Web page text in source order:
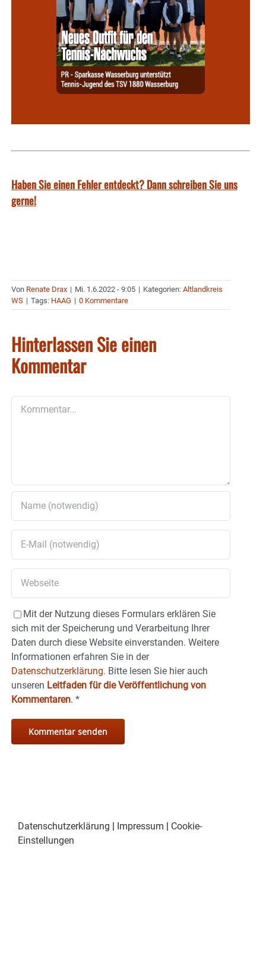
Haben Sie einen Fehler entdeckt? Dann schreiben Sie uns
gerne!
Von Renate Drax | Mi. 1.6.2022 - 9:05 | Kategorien: Altlandkreis
WS | Tags: HAAG | 0 Kommentare
Hinterlassen Sie einen
Kommentar
Mit der Nutzung dieses Formulars erklären Sie
sich mit der Speicherung und Verarbeitung Ihrer
Daten durch diese Website einverstanden. Weitere
Informationen erfahren Sie in der
Datenschutzerklärung. Bitte lesen Sie hier auch
unseren Leitfaden für die Veröffentlichung von
Kommentaren. *
Datenschutzerklärung | Impressum | Cookie-
Einstellungen